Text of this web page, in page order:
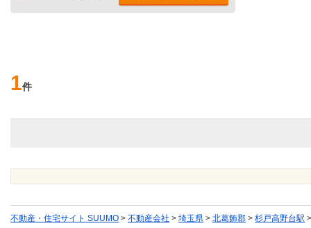
1件
不動産・住宅サイト SUUMO > 不動産会社 > 埼玉県 > 北葛飾郡 > 杉戸高野台駅